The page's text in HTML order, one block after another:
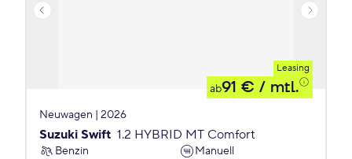
Leasing
ab91 € / mtl.
Neuwagen | 2026
Suzuki Swift 1.2 HYBRID MT Comfort
Benzin
Manuell